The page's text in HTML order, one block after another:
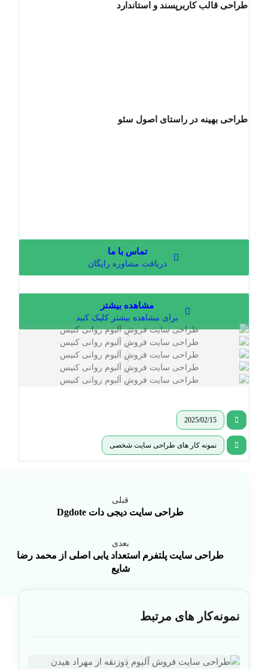
طراحی قالب کاربرپسند و استاندارد
طراحی بهینه در راستای اصول سئو
تماس با ما
دریافت مشاوره رایگان
مشاهده بیشتر
برای مشاهده بیشتر کلیک کنید
2025/02/15
نمونه کار های طراحی سایت شخصی
قبلی
طراحی سایت دیجی دات Dgdote
بعدی
طراحی سایت پلتفرم استعداد یابی اصلی از محمد رضا
شایع
نمونه‌کار های مرتبط